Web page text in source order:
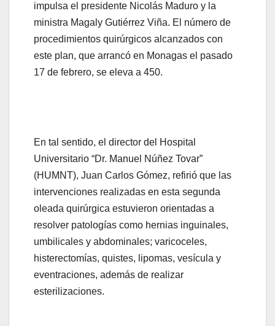
impulsa el presidente Nicolás Maduro y la
ministra Magaly Gutiérrez Viña. El número de
procedimientos quirúrgicos alcanzados con
este plan, que arrancó en Monagas el pasado
17 de febrero, se eleva a 450.
En tal sentido, el director del Hospital
Universitario “Dr. Manuel Núñez Tovar”
(HUMNT), Juan Carlos Gómez, refirió que las
intervenciones realizadas en esta segunda
oleada quirúrgica estuvieron orientadas a
resolver patologías como hernias inguinales,
umbilicales y abdominales; varicoceles,
histerectomías, quistes, lipomas, vesícula y
eventraciones, además de realizar
esterilizaciones.